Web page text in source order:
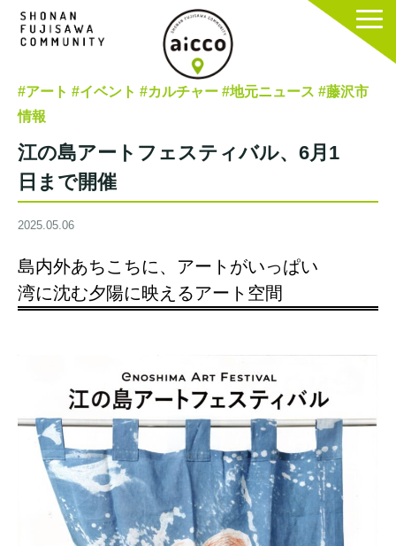
#アート #イベント #カルチャー #地元ニュース #藤沢市
情報
江の島アートフェスティバル、6月1
日まで開催
2025.05.06
島内外あちこちに、アートがいっぱい
湾に沈む夕陽に映えるアート空間